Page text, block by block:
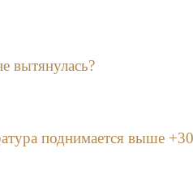
вытянулась?
поднимается выше